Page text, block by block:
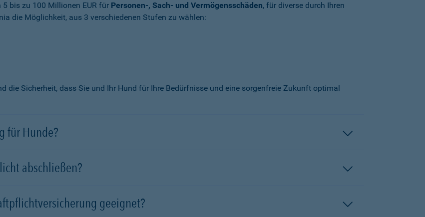
5 bis zu 100 Millionen EUR für Personen-, Sach- und Vermögensschäden, für diverse durch Ihren
die Möglichkeit, aus 3 verschiedenen Stufen zu wählen:
die Sicherheit, dass Sie und Ihr Hund für Ihre Bedürfnisse und eine sorgenfreie Zukunft optimal
für Hunde?
abschließen?
geeignet?